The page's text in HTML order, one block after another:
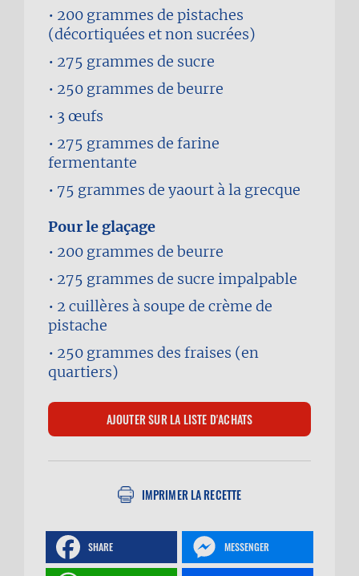
200 grammes de pistaches
(décortiquées et non sucrées)
275 grammes de sucre
250 grammes de beurre
3 œufs
275 grammes de farine
fermentante
75 grammes de yaourt à la grecque
Pour le glaçage
200 grammes de beurre
275 grammes de sucre impalpable
2 cuillères à soupe de crème de
pistache
250 grammes des fraises (en
quartiers)
IMPRIMER LA RECETTE
SHARE MESSENGER